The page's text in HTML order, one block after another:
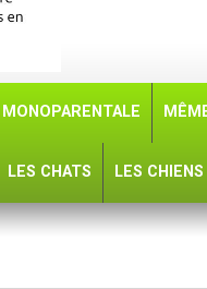
MONOPARENTALE
LES CHATS LES CHIENS